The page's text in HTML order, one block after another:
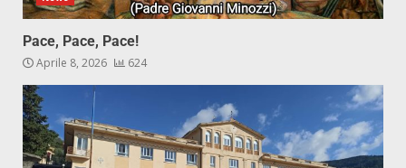
Pace, Pace, Pace!
Aprile 8, 2026 624